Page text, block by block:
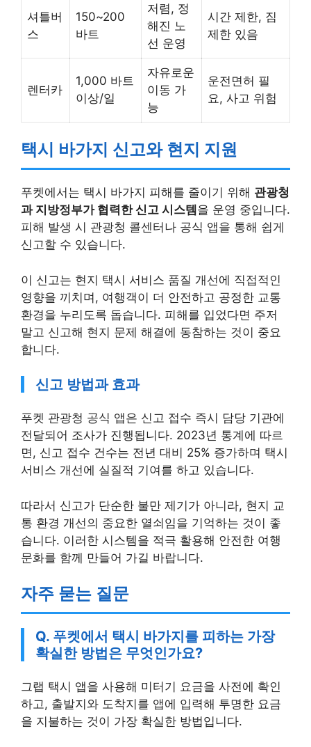
셔틀버
스
150~200
바트
저렴, 정
해진 노
선 운영
시간 제한, 짐
제한 있음
렌터카
1,000 바트
이상/일
자유로운
이동 가
능
운전면허 필
요, 사고 위험
택시 바가지 신고와 현지 지원
푸켓에서는 택시 바가지 피해를 줄이기 위해 관광청
과 지방정부가 협력한 신고 시스템 을 운영 중입니다.
피해 발생 시 관광청 콜센터나 공식 앱을 통해 쉽게
신고할 수 있습니다.
이 신고는 현지 택시 서비스 품질 개선에 직접적인
영향을 끼치며, 여행객이 더 안전하고 공정한 교통
환경을 누리도록 돕습니다. 피해를 입었다면 주저
말고 신고해 현지 문제 해결에 동참하는 것이 중요
합니다.
신고 방법과 효과
푸켓 관광청 공식 앱은 신고 접수 즉시 담당 기관에
전달되어 조사가 진행됩니다. 2023년 통계에 따르
면, 신고 접수 건수는 전년 대비 25% 증가하며 택시
서비스 개선에 실질적 기여를 하고 있습니다.
따라서 신고가 단순한 불만 제기가 아니라, 현지 교
통 환경 개선의 중요한 열쇠임을 기억하는 것이 좋
습니다. 이러한 시스템을 적극 활용해 안전한 여행
문화를 함께 만들어 가길 바랍니다.
자주 묻는 질문
Q. 푸켓에서 택시 바가지를 피하는 가장
확실한 방법은 무엇인가요?
그랩 택시 앱을 사용해 미터기 요금을 사전에 확인
하고, 출발지와 도착지를 앱에 입력해 투명한 요금
을 지불하는 것이 가장 확실한 방법입니다.